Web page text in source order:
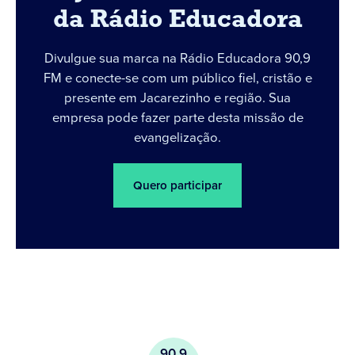
da Rádio Educadora
Divulgue sua marca na Rádio Educadora 90,9
FM e conecte-se com um público fiel, cristão e
presente em Jacarezinho e região. Sua
empresa pode fazer parte desta missão de
evangelização.
Quero participar